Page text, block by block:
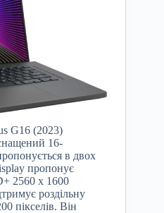
G16 (2023)
16-
в двох
пропонує
2560 x 1600
роздільну
пікселів. Він